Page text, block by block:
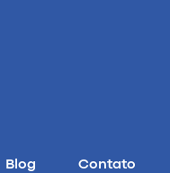
Blog Contato